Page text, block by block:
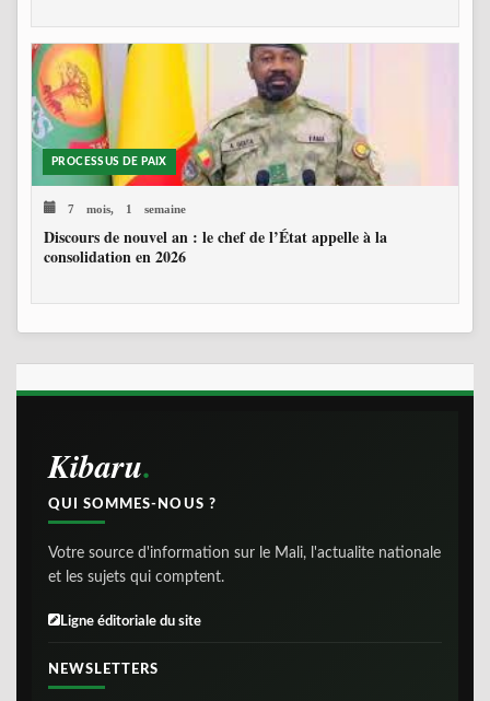
PROCESSUS DE PAIX
7 mois, 1 semaine
Discours de nouvel an : le chef de l’État appelle à la
consolidation en 2026
Kibaru
QUI SOMMES-NOUS ?
Votre source d'information sur le Mali, l'actualite nationale
et les sujets qui comptent.
Ligne éditoriale du site
NEWSLETTERS